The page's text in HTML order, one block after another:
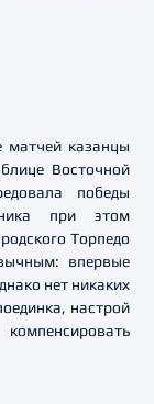
матчей казанцы
Восточной
победы
при этом
Торпедо
впервые
нет никаких
настрой